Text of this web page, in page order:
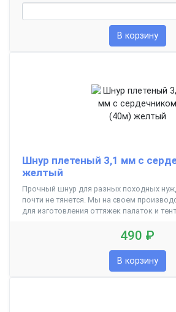
В корзину
Шнур плетеный 3,1 мм с
желтый
Прочный шнур для разных походных
почти не тянется. Мы на своем
для изготовления оттяжек палаток и
490 ₽
В корзину